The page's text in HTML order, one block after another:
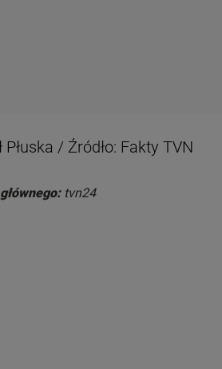
Płuska / Źródło: Fakty TVN
tvn24